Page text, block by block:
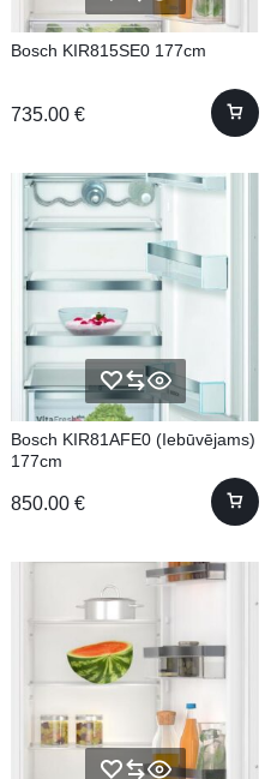
Bosch KIR815SE0 177cm
735.00 €
Bosch KIR81AFE0 (Iebūvējams)
177cm
850.00 €